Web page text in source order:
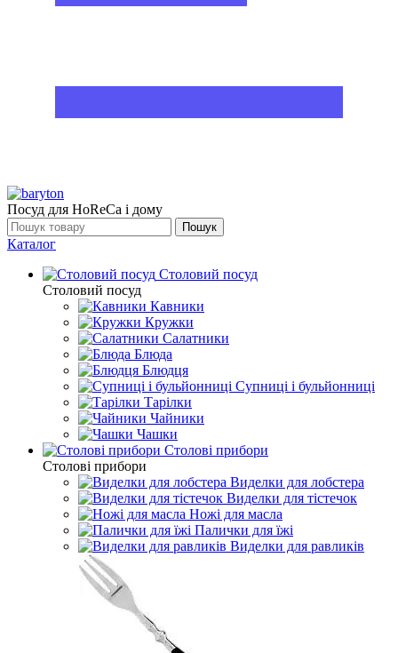
Посуд для HoReCa і дому
Пошук
Каталог
Столовий посуд
Столовий посуд
Кавники
Кружки
Салатники
Блюда
Блюдця
Супниці і бульйонниці
Тарілки
Чайники
Чашки
Столові прибори
Столові прибори
Виделки для лобстера
Виделки для тістечок
Ножі для масла
Палички для їжі
Виделки для равликів